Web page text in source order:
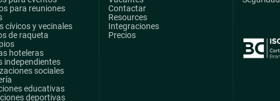
para reuniones
cívicos y vecinales
de raqueta
hoteleras
independientes
sociales
educativas
deportivas
Contactar
Resources
Integraciones
Precios